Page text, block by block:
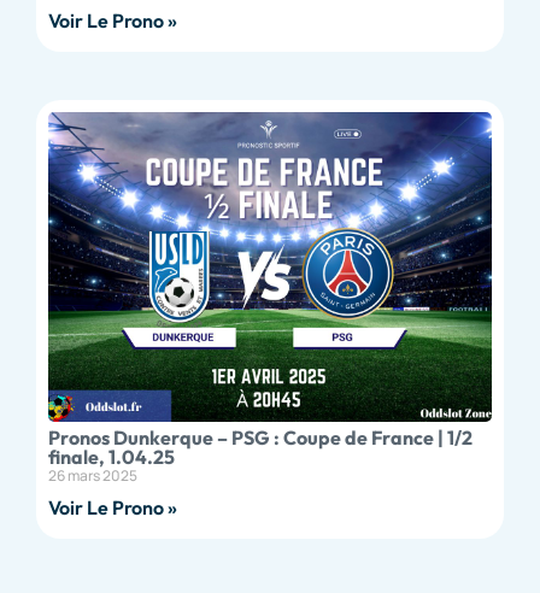
Voir Le Prono »
Pronos Dunkerque – PSG : Coupe de France | 1/2
finale, 1.04.25
26 mars 2025
Voir Le Prono »